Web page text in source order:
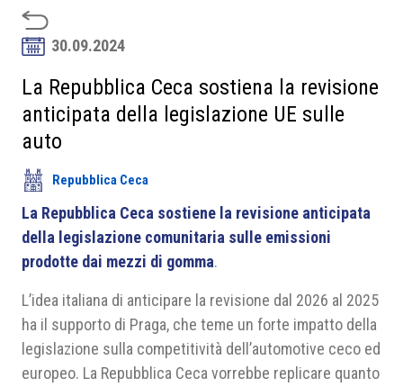
Sviluppo Mercato
Soci
Partner
Area riservata
30.09.2024
La Repubblica Ceca sostiena la revisione
anticipata della legislazione UE sulle
auto
Repubblica Ceca
La Repubblica Ceca sostiene la revisione anticipata
della legislazione comunitaria sulle emissioni
prodotte dai mezzi di gomma.
L’idea italiana di anticipare la revisione dal 2026 al 2025
ha il supporto di Praga, che teme un forte impatto della
legislazione sulla competitività dell’automotive ceco ed
europeo. La Repubblica Ceca vorrebbe replicare quanto